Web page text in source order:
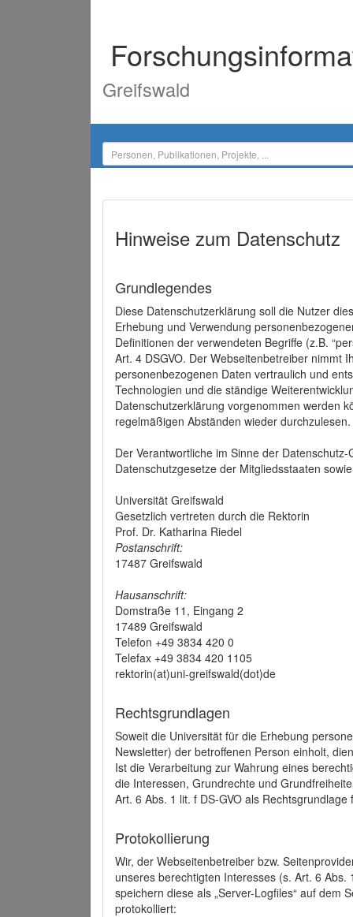
Greifswald
Hinweise zum Datenschutz
Grundlegendes
Diese Datenschutzerklärung soll die Nutzer
Erhebung und Verwendung
Definitionen der verwendeten Begriffe (z.B.
Art. 4 DSGVO. Der Webseitenbetreiber nimmt
personenbezogenen Daten vertraulich und
Technologien und die ständige
Datenschutzerklärung vorgenommen werden
regelmäßigen Abständen wieder durchzulesen.
Der Verantwortliche im Sinne der
Datenschutzgesetze der Mitgliedsstaaten
Universität Greifswald
Gesetzlich vertreten durch die Rektorin
Prof. Dr. Katharina Riedel
Postanschrift:
17487 Greifswald
Hausanschrift:
Domstraße 11, Eingang 2
17489 Greifswald
Telefon +49 3834 420 0
Telefax +49 3834 420 1105
rektorin(at)uni-greifswald(dot)de
Rechtsgrundlagen
Soweit die Universität für die Erhebung
Newsletter) der betroffenen Person einholt,
Ist die Verarbeitung zur Wahrung eines
die Interessen, Grundrechte und
Art. 6 Abs. 1 lit. f DS-GVO als
Protokollierung
Wir, der Webseitenbetreiber bzw.
unseres berechtigten Interesses (s. Art. 6
speichern diese als „Server-Logfiles“ auf dem
protokolliert: